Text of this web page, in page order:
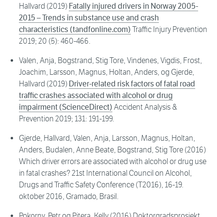
Hallvard (2019) Fatally injured drivers in Norway 2005-
2015 – Trends in substance use and crash
characteristics (tandfonline.com) Traffic Injury Prevention
2019; 20 (5): 460-466.
Valen, Anja, Bogstrand, Stig Tore, Vindenes, Vigdis, Frost,
Joachim, Larsson, Magnus, Holtan, Anders, og Gjerde,
Hallvard (2019) Driver-related risk factors of fatal road
traffic crashes associated with alcohol or drug
impairment (ScienceDirect) Accident Analysis &
Prevention 2019; 131: 191-199.
Gjerde, Hallvard, Valen, Anja, Larsson, Magnus, Holtan,
Anders, Budalen, Anne Beate, Bogstrand, Stig Tore (2016)
Which driver errors are associated with alcohol or drug use
in fatal crashes? 21st International Council on Alcohol,
Drugs and Traffic Safety Conference (T2016), 16-19.
oktober 2016, Gramado, Brasil.